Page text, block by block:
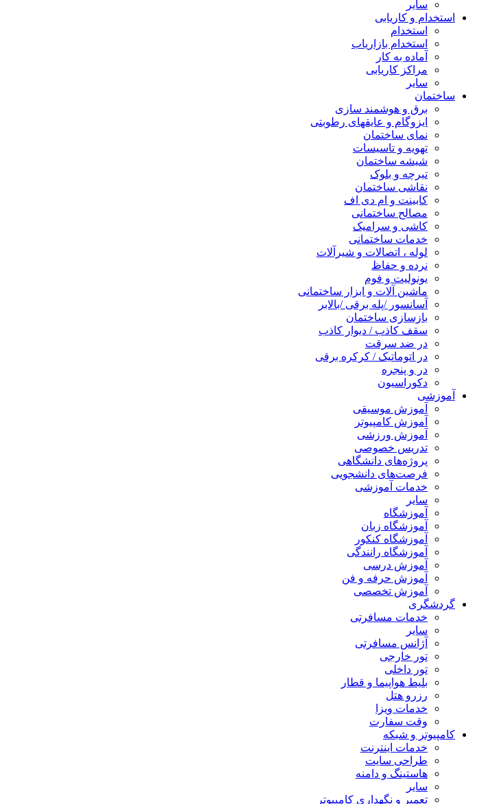
سایر
استخدام و کاریابی
استخدام
استخدام بازاریاب
آماده به کار
مراکز کاریابی
سایر
ساختمان
برق و هوشمند سازی
ایزوگام و عایقهای رطوبتی
نمای ساختمان
تهویه و تاسیسات
شیشه ساختمان
تیرچه و بلوک
نقاشی ساختمان
کابینت و ام دی اف
مصالح ساختمانی
کاشی و سرامیک
خدمات ساختمانی
لوله ، اتصالات و شیرآلات
نرده و حفاظ
یونولیت و فوم
ماشین آلات و ابزار ساختمانی
آسانسور /پله برقی /بالابر
بازسازی ساختمان
سقف کاذب / دیوار کاذب
در ضد سرقت
در اتوماتیک / کرکره برقی
در و پنجره
دکوراسیون
آموزشی
آموزش موسیقی
آموزش کامپیوتر
آموزش ورزشی
تدریس خصوصی
پروژه‌های دانشگاهی
فرصت‌های دانشجویی
خدمات آموزشی
سایر
آموزشگاه
آموزشگاه زبان
آموزشگاه کنکور
آموزشگاه رانندگی
آموزش درسی
آموزش حرفه و فن
آموزش تخصصی
گردشگری
خدمات مسافرتی
سایر
آژانس مسافرتی
تور خارجی
تور داخلی
بلیط هواپیما و قطار
رزرو هتل
خدمات ویزا
وقت سفارت
کامپیوتر و شبکه
خدمات اینترنت
طراحی سایت
هاستینگ و دامنه
سایر
تعمیر و نگهداری کامپیوتر